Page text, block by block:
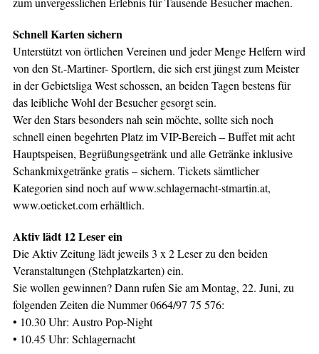
Schnell Karten sichern
Unterstützt von örtlichen Vereinen und jeder Menge Helfern wird
von den St.-Martiner- Sportlern, die sich erst jüngst zum Meister
in der Gebietsliga West schossen, an beiden Tagen bestens für
das leibliche Wohl der Besucher gesorgt sein.
Wer den Stars besonders nah sein möchte, sollte sich noch
schnell einen begehrten Platz im VIP-Bereich – Buffet mit acht
Hauptspeisen, Begrüßungsgetränk und alle Getränke inklusive
Schankmixgetränke gratis – sichern. Tickets sämtlicher
Kategorien sind noch auf www.schlagernacht-stmartin.at,
www.oeticket.com erhältlich.
Aktiv lädt 12 Leser ein
Die Aktiv Zeitung lädt jeweils 3 x 2 Leser zu den beiden
Veranstaltungen (Stehplatzkarten) ein.
Sie wollen gewinnen? Dann rufen Sie am Montag, 22. Juni, zu
folgenden Zeiten die Nummer 0664/97 75 576:
• 10.30 Uhr: Austro Pop-Night
• 10.45 Uhr: Schlagernacht